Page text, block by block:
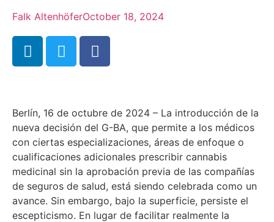
Falk AltenhöferOctober 18, 2024
Berlín, 16 de octubre de 2024 – La introducción de la
nueva decisión del G-BA, que permite a los médicos
con ciertas especializaciones, áreas de enfoque o
cualificaciones adicionales prescribir cannabis
medicinal sin la aprobación previa de las compañías
de seguros de salud, está siendo celebrada como un
avance. Sin embargo, bajo la superficie, persiste el
escepticismo. En lugar de facilitar realmente la